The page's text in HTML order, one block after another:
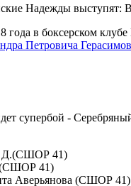
Надежды выступят:
года в боксерском
Петровича
супербой -
Д.(СШОР 41)
41)
Аверьянова (СШОР 41)